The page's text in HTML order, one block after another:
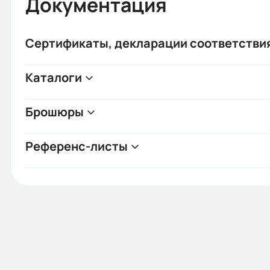
Сертификаты, декларации
Каталоги
Брошюры
Референс-листы